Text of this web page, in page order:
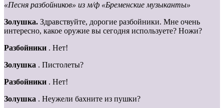
«Песня разбойников» из м/ф «Бременские музыканты»
Золушка. Здравствуйте, дорогие разбойники. Мне очень
интересно, какое оружие вы сегодня используете? Ножи?
Разбойники . Нет!
Золушка . Пистолеты?
Разбойники . Нет!
Золушка . Неужели бахните из пушки?